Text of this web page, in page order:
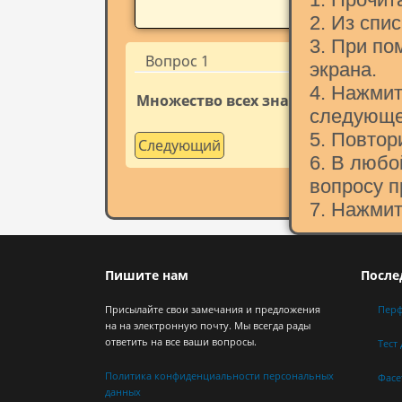
2. Из
3. При
экрана.
4.
5.
6. В
вопросу
7.
Вопрос 1
Множество всех значений,
Следующий
Пишите нам
Присылайте свои замечания и предложения
на на электронную почту. Мы всегда рады
ответить на все ваши вопросы.
Политика конфиденциальности персональных
данных